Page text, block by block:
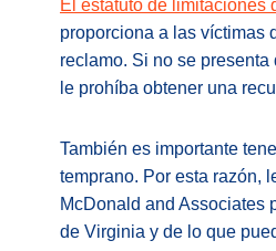
El estatuto de limitaciones
proporciona a las víctimas
reclamo. Si no se
le prohíba obtener una
También es importante
temprano. Por esta razón,
McDonald and Associates
de Virginia y de lo que